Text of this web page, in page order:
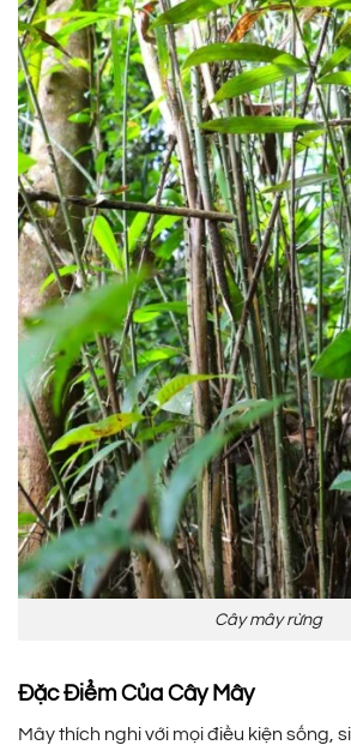
Cây mây rừng
Đặc Điểm Của Cây Mây
Mây thích nghi với mọi điều kiện sống,